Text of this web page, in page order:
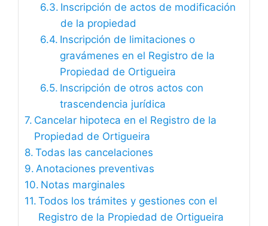
Inscripción de actos de modificación
de la propiedad
Inscripción de limitaciones o
gravámenes en el Registro de la
Propiedad de Ortigueira
Inscripción de otros actos con
trascendencia jurídica
Cancelar hipoteca en el Registro de la
Propiedad de Ortigueira
Todas las cancelaciones
Anotaciones preventivas
Notas marginales
Todos los trámites y gestiones con el
Registro de la Propiedad de Ortigueira